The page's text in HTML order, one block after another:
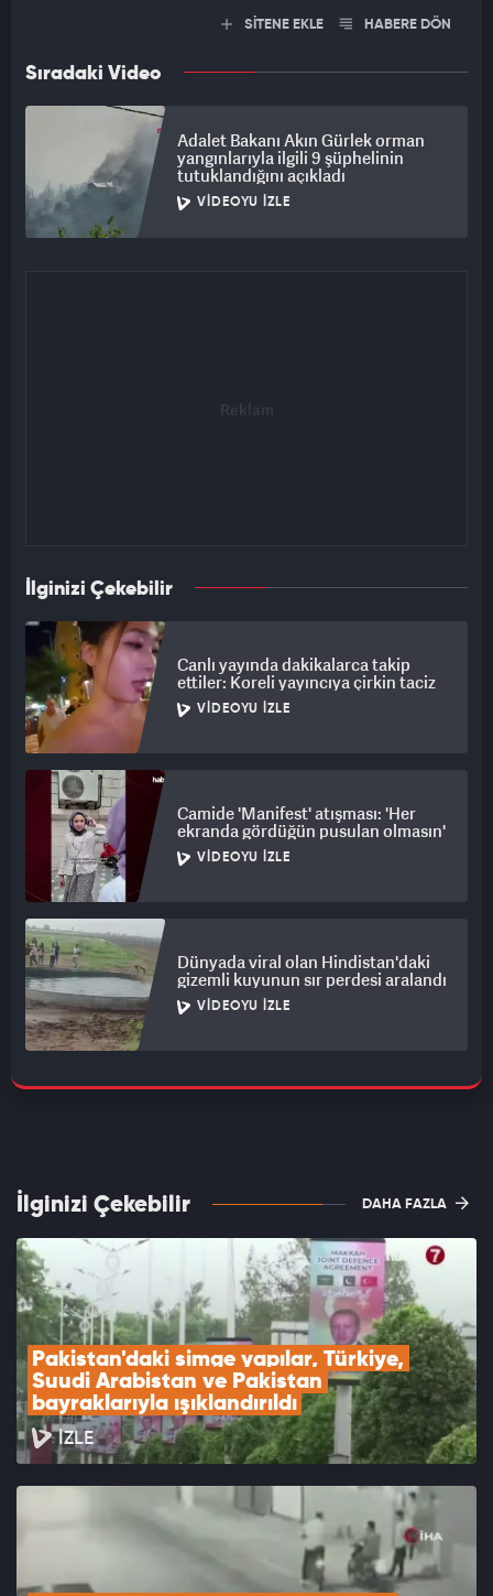
SİTENE EKLE HABERE DÖN
Sıradaki Video
Adalet Bakanı Akın Gürlek orman
yangınlarıyla ilgili 9 şüphelinin
tutuklandığını açıkladı
VIDEOYU İZLE
İlginizi Çekebilir
Canlı yayında dakikalarca takip
ettiler: Koreli yayıncıya çirkin taciz
VIDEOYU İZLE
Camide 'Manifest' atışması: 'Her
ekranda gördüğün pusulan olmasın'
VIDEOYU İZLE
Dünyada viral olan Hindistan'daki
gizemli kuyunun sır perdesi aralandı
VIDEOYU İZLE
İlginizi Çekebilir DAHA FAZLA
Pakistan'daki simge yapılar, Türkiye,
Suudi Arabistan ve Pakistan
bayraklarıyla ışıklandırıldı
İZLE